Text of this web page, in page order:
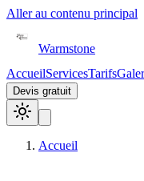
Aller au contenu principal
Warmstone
AccueilServicesTarifs
Devis gratuit
Accueil